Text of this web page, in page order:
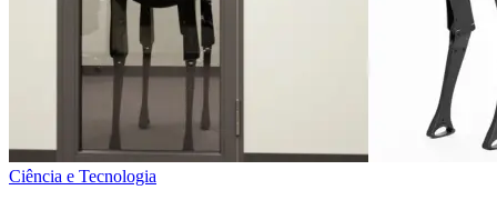
Ciência e Tecnologia